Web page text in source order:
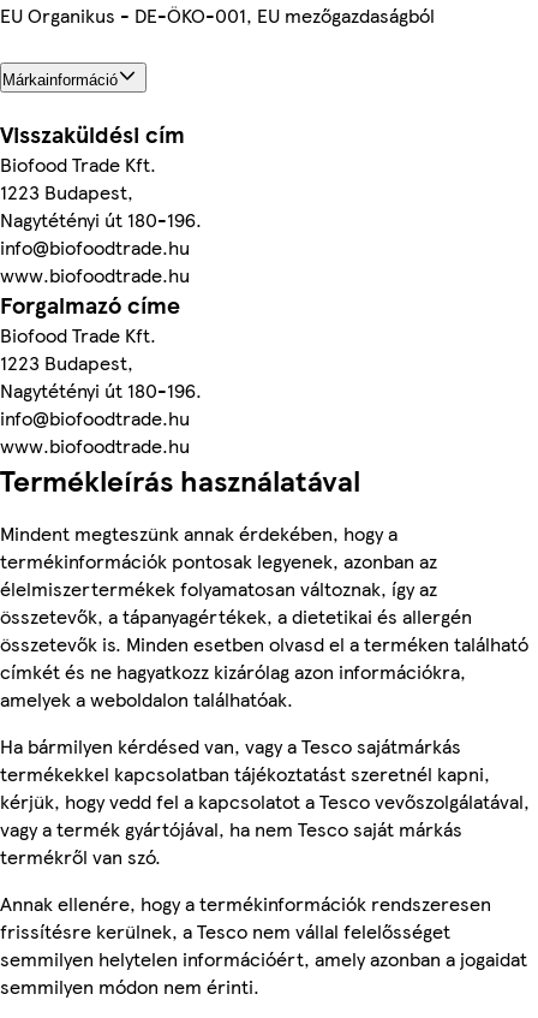
EU Organikus - DE-ÖKO-001, EU mezőgazdaságból
Márkainformáció
Visszaküldési cím
Biofood Trade Kft.
1223 Budapest,
Nagytétényi út 180-196.
info@biofoodtrade.hu
www.biofoodtrade.hu
Forgalmazó címe
Biofood Trade Kft.
1223 Budapest,
Nagytétényi út 180-196.
info@biofoodtrade.hu
www.biofoodtrade.hu
Termékleírás használatával
Mindent megteszünk annak érdekében, hogy a
termékinformációk pontosak legyenek, azonban az
élelmiszertermékek folyamatosan változnak, így az
összetevők, a tápanyagértékek, a dietetikai és allergén
összetevők is. Minden esetben olvasd el a terméken található
címkét és ne hagyatkozz kizárólag azon információkra,
amelyek a weboldalon találhatóak.
Ha bármilyen kérdésed van, vagy a Tesco sajátmárkás
termékekkel kapcsolatban tájékoztatást szeretnél kapni,
kérjük, hogy vedd fel a kapcsolatot a Tesco vevőszolgálatával,
vagy a termék gyártójával, ha nem Tesco saját márkás
termékről van szó.
Annak ellenére, hogy a termékinformációk rendszeresen
frissítésre kerülnek, a Tesco nem vállal felelősséget
semmilyen helytelen információért, amely azonban a jogaidat
semmilyen módon nem érinti.